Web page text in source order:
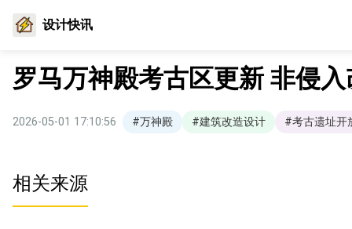
设计快讯
罗马万神殿考古区更新 非侵
2026-05-01 17:10:56 #万神殿 #建筑改造设计 #考古遗址开
相关来源